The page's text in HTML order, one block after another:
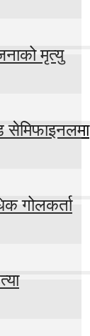
मृत्यु
सेमिफाइनलमा
गोलकर्ता